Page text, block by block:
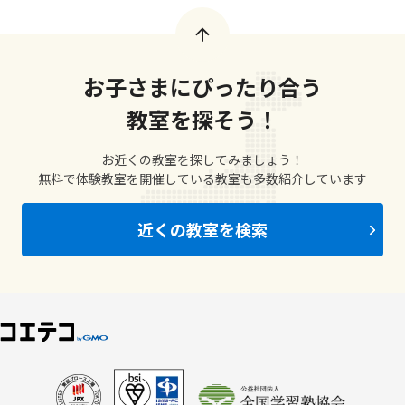
お子さまにぴったり合う
教室を探そう！
お近くの教室を探してみましょう！
無料で体験教室を開催している教室も多数紹介しています
近くの教室を検索